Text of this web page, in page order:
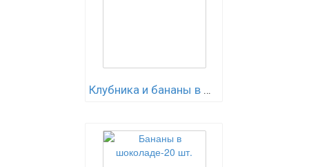
Клубника и бананы в шоколаде